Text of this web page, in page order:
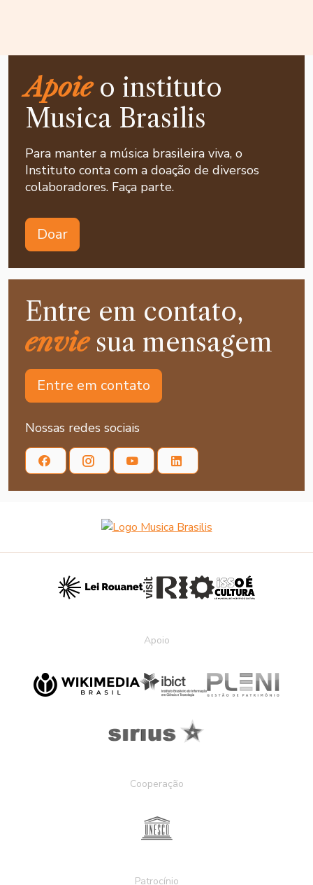
Apoieo instituto
Musica Brasilis
Para manter a música brasileira viva, o
Instituto conta com a doação de diversos
colaboradores. Faça parte.
Doar
Entre em contato,
enviesua mensagem
Entre em contato
Nossas redes sociais
Apoio
Cooperação
Patrocínio